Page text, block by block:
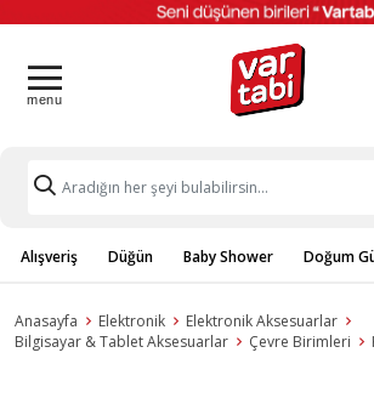
Alışveriş Düğün Baby Shower Doğum
Anasayfa Elektronik
Elektronik Aksesuarlar
Bilgisayar & Tablet Aksesuarlar
Çevre Birimleri